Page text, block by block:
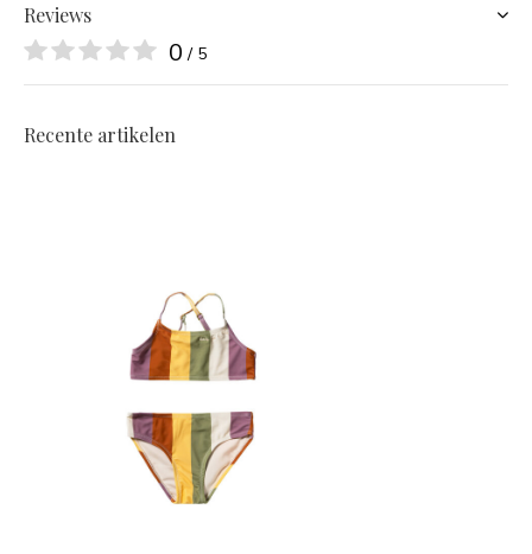
Reviews
0 / 5
Recente artikelen